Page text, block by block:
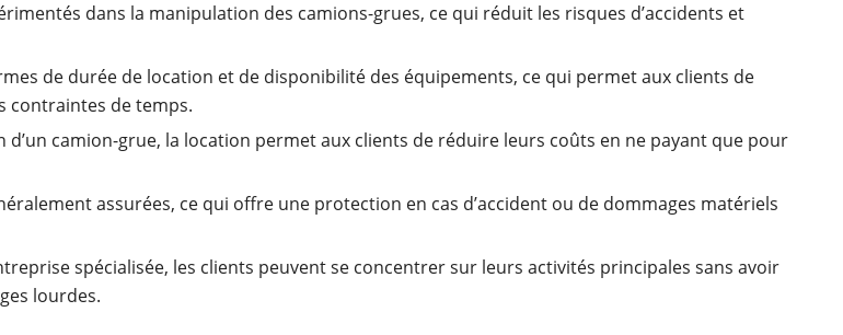
dans la manipulation des camions-grues, ce qui réduit les risques d’accidents et
de durée de location et de disponibilité des équipements, ce qui permet aux clients de
contraintes de temps.
d’un camion-grue, la location permet aux clients de réduire leurs coûts en ne payant que pour
assurées, ce qui offre une protection en cas d’accident ou de dommages matériels
spécialisée, les clients peuvent se concentrer sur leurs activités principales sans avoir
lourdes.